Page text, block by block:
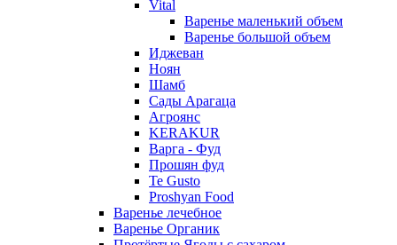
Vital
Варенье маленький объем
Варенье большой объем
Иджеван
Ноян
Шамб
Сады Арагаца
Агроянс
KERAKUR
Варга - Фуд
Прошян фуд
Te Gusto
Proshyan Food
Варенье лечебное
Варенье Органик